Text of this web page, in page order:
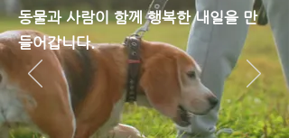
동물과 사람이 함께 행복한 내일을 만
들어갑니다.